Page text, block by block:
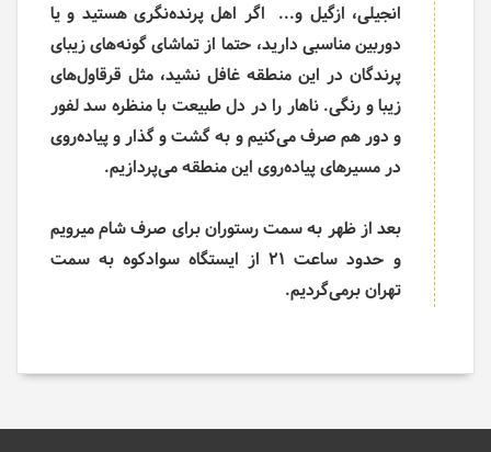
انجیلی، ازگیل و... اگر اهل پرنده­‌نگری هستید و یا
دوربین مناسبی دارید، حتما از تماشای گونه‌­های زیبای
پرندگان در این منطقه غافل نشید، مثل قرقاول‌­های
زیبا و رنگی. ناهار را در دل طبیعت با منظره سد لفور
و دور هم صرف می­‌کنیم و به گشت و گذار و پیاده‌­روی
در مسیرهای پیاده‌­روی این منطقه می‌­پردازیم.
بعد از ظهر به سمت رستوران برای صرف شام می­رویم
و حدود ساعت 21 از ایستگاه سوادکوه به سمت
تهران برمی­‌گردیم.